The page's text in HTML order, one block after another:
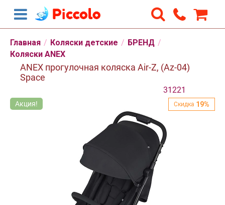
Главная / Коляски детские / БРЕНД /
Коляски ANEX
ANEX прогулочная коляска Air-Z, (Az-04)
Space
Скидка
31221
Акция! Скидка 19%